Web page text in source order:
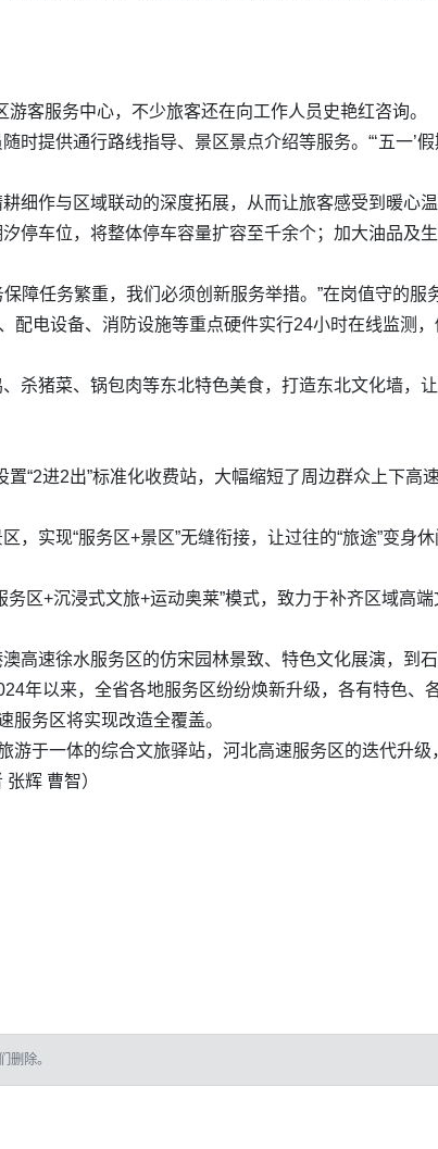
客服务中心，不少旅客还在向工作人员史艳红咨询。
提供通行路线指导、景区景点介绍等服务。“‘五一’
细作与区域联动的深度拓展，从而让旅客感受到暖心温
停车位，将整体停车容量扩容至千余个；加大油品及
障任务繁重，我们必须创新服务举措。”在岗值守的服
电设备、消防设施等重点硬件实行24小时在线监测，
杀猪菜、锅包肉等东北特色美食，打造东北文化墙，
“2进2出”标准化收费站，大幅缩短了周边群众上下高
实现“服务区+景区”无缝衔接，让过往的“旅途”变身休
区+沉浸式文旅+运动奥莱”模式，致力于补齐区域高
高速徐水服务区的仿宋园林景致、特色文化展演，到
年以来，全省各地服务区纷纷焕新升级，各有特色、
务区将实现改造全覆盖。
游于一体的综合文旅驿站，河北高速服务区的迭代升
辉 曹智）
删除。